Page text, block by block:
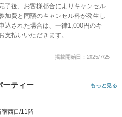
了後、お客様都合によりキャンセル
加費と同額のキャンセル料が発生し
込された場合は、一律1,000円のキ
支払いいただきます。
掲載開始日：2025/7/25
ーティー もっと見る
宿西口/11階